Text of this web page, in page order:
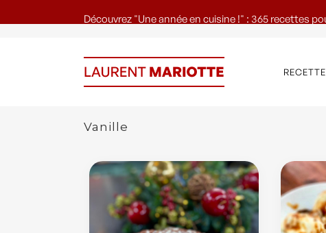
Découvrez "Une année en cuisine !" : 365 recettes
Vanille